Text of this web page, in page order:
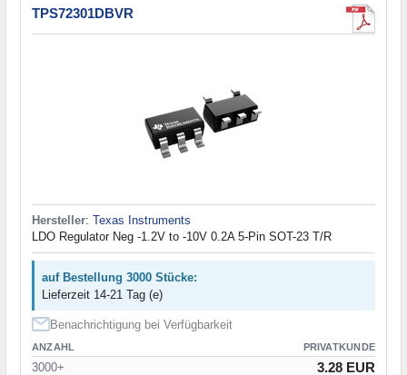
TPS72301DBVR
Hersteller: Texas Instruments
LDO Regulator Neg -1.2V to -10V 0.2A 5-Pin SOT-23 T/R
auf Bestellung 3000 Stücke:
Lieferzeit 14-21 Tag (e)
Benachrichtigung bei Verfügbarkeit
ANZAHL PRIVATKUNDE
3000+ 3.28 EUR